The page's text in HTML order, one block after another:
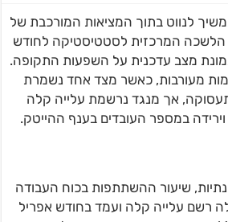
לנווט בתוך המציאות המורכבת של
הלשכה המרכזית לסטטיסטיקה לחודש
תמונת מצב עדכנית על השפעות התקופה.
מעורבות, כאשר מצד אחד נשמרת
אך מנגד נרשמת עלייה קלה
במספר העובדים בענף ההייטק.
שיעור ההשתתפות בכוח העבודה
רשם עלייה קלה ועמד בחודש אפריל